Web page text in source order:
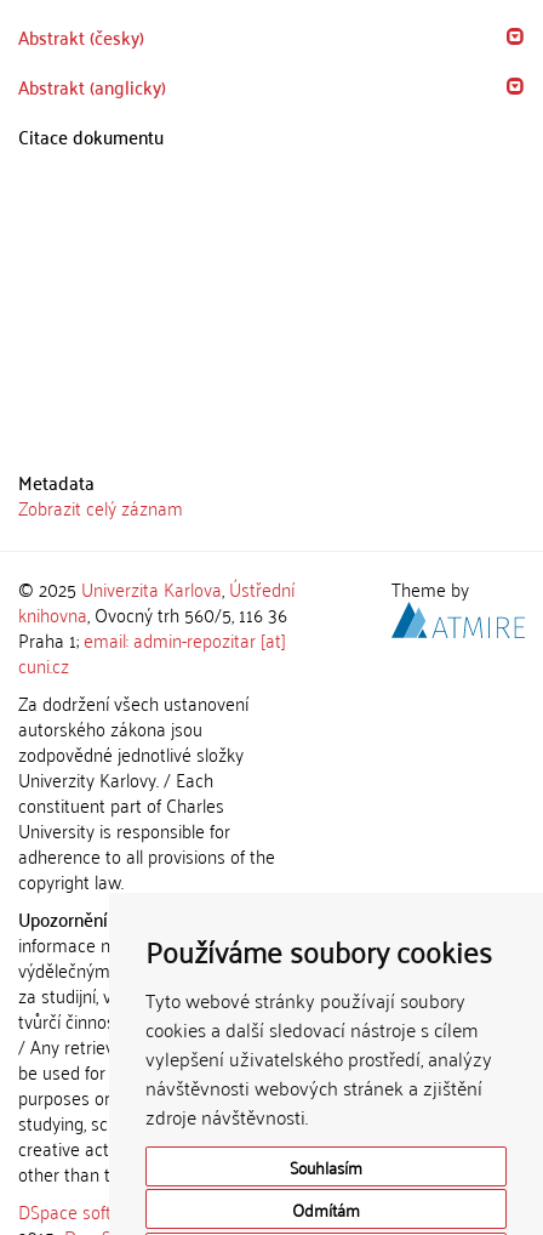
Používáme soubory cookies
Tyto webové stránky používají soubory
cookies a další sledovací nástroje s cílem
vylepšení uživatelského prostředí, analýzy
návštěvnosti webových stránek a zjištění
zdroje návštěvnosti.
Souhlasím
Odmítám
Abstrakt (česky)
Abstrakt (anglicky)
Citace dokumentu
Metadata
Zobrazit celý záznam
© 2025 Univerzita Karlova,Ústřední
knihovna, Ovocný trh 560/5, 116 36
Praha 1;email: admin-repozitar [at]
cuni.cz
Za dodržení všech ustanovení
autorského zákona jsou
zodpovědné jednotlivé složky
Univerzity Karlovy. / Each
constituent part of Charles
University is responsible for
adherence to all provisions of the
copyright law.
Upozornění / Notice:
informace nemohou být použity k
výdělečným účelům nebo vydávány
za studijní, vědeckou nebo jinou
tvůrčí činnost jiné osoby než autora.
/ Any retrieved information shall not
be used for any commercial
purposes or claimed as results of
studying, scientific or any other
creative activities of any person
other than the author.
DSpace software
copyright © 2002-
Theme by